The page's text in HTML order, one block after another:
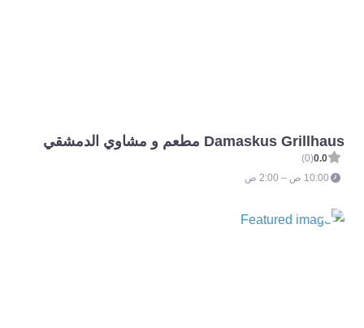
Damaskus Grillhaus مطعم و مشاوي الدمشقي
0.0
(0)
10:00 ص – 2:00 ص